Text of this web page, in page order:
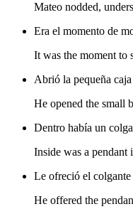
Mateo nodded,
Era el momento de
It was the moment to
Abrió la pequeña
He opened the small
Dentro había un
Inside was a pendant
Le ofreció el colgante
He offered the